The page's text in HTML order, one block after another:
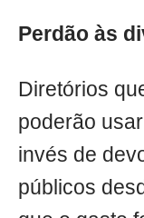
Perdão às
Diretórios
poderão
invés de
públicos